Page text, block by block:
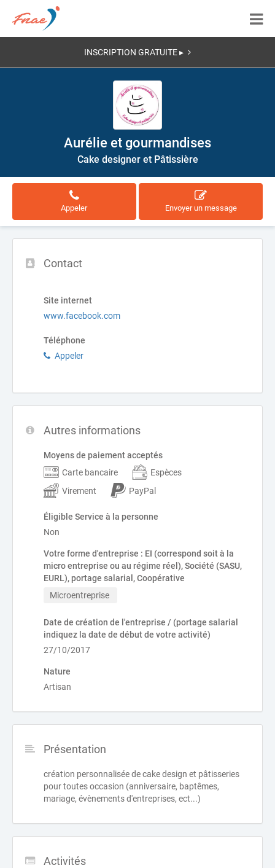
INSCRIPTION GRATUITE ▸
Aurélie et gourmandises
Cake designer et Pâtissière
Appeler Envoyer un message
Contact
Site internet
www.facebook.com
Téléphone
Appeler
Autres informations
Moyens de paiement acceptés
Carte bancaire
Espèces
Virement
PayPal
Éligible Service à la personne
Non
Votre forme d'entreprise : EI (correspond soit à la
micro entreprise ou au régime réel), Société (SASU,
EURL), portage salarial, Coopérative
Microentreprise
Date de création de l'entreprise / (portage salarial
indiquez la date de début de votre activité)
27/10/2017
Nature
Artisan
Présentation
création personnalisée de cake design et pâtisseries
pour toutes occasion (anniversaire, baptêmes,
mariage, évènements d'entreprises, ect...)
Activités